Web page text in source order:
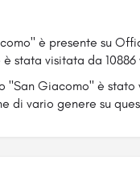
è presente su
stata visitata da
"San Giacomo" è stato
di vario genere su